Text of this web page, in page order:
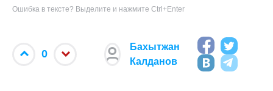
Ошибка в тексте? Выделите и нажмите Ctrl+Enter
0
Бахытжан
Калданов